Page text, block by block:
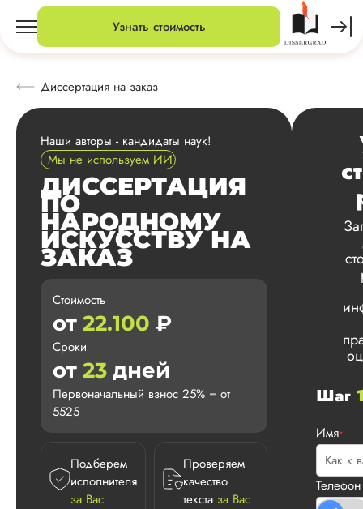
Узнать стоимость
Диссертация на заказ
Наши авторы - кандидаты наук!
Мы не используем ИИ
ДИССЕРТАЦИЯ
ПО
НАРОДНОМУ
ИСКУССТВУ НА
ЗАКАЗ
Стоимость
от 22.100 ₽
Сроки
от 23 дней
Первоначальный взнос 25% = от
5525
Подберем
исполнителя
за Вас
Проверяем
качество
текста за Вас
Шаг
Имя*